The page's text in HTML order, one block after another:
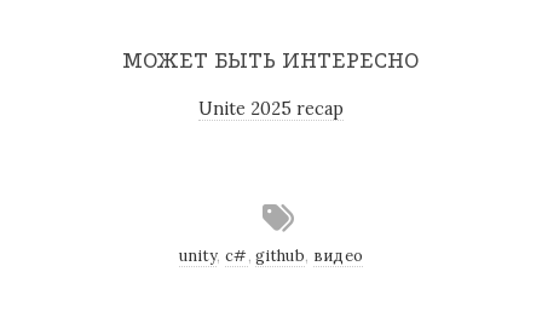
МОЖЕТ БЫТЬ ИНТЕРЕСНО
Unite 2025 recap
unity, c#,github, видео